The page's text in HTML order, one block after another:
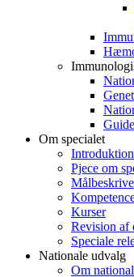
Om specialet
Introduktion
Pjece om
Kurser
Revision af
Speciale
Nationale udvalg
Om